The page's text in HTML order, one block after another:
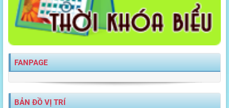
FANPAGE
BẢN ĐỒ VỊ TRÍ